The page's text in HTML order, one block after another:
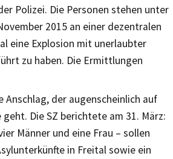
Polizei. Die Personen stehen unter
2015 an einer dezentralen
eine Explosion mit unerlaubter
zu haben. Die Ermittlungen
Anschlag, der augenscheinlich auf
Die SZ berichtete am 31. März:
Männer und eine Frau – sollen
in Freital sowie ein